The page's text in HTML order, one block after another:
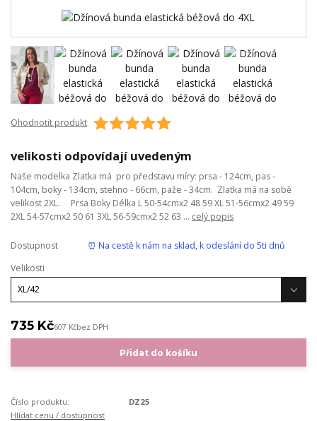
Ohodnotit produkt
velikosti odpovídají uvedeným
Naše modelka Zlatka má pro představu míry: prsa - 124cm, pas -
104cm, boky - 134cm, stehno - 66cm, paže - 34cm. Zlatka má na sobě
velikost 2XL. Prsa Boky Délka L 50-54cmx2 48 59 XL 51-56cmx2 49 59
2XL 54-57cmx2 50 61 3XL 56-59cmx2 52 63 ... celý popis
Dostupnost
⏰ Na cestě k nám na sklad, k odeslání do 5ti dnů
Velikosti
735 Kč607 Kčbez DPH
Přidat do košíku
Číslo produktu:
DZ25
Hlídat cenu / dostupnost